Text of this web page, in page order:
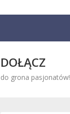
DOŁĄCZ
do grona pasjonatów!